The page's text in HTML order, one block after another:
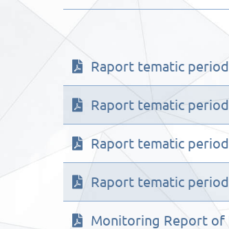
Raport tematic
Raport tematic
Raport tematic
Raport tematic
Monitoring Report of